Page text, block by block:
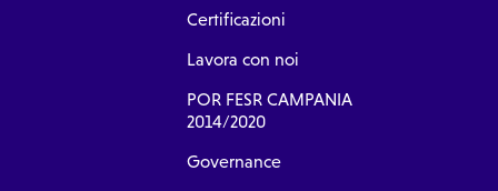
Certificazioni
Lavora con noi
POR FESR CAMPANIA
2014/2020
Governance